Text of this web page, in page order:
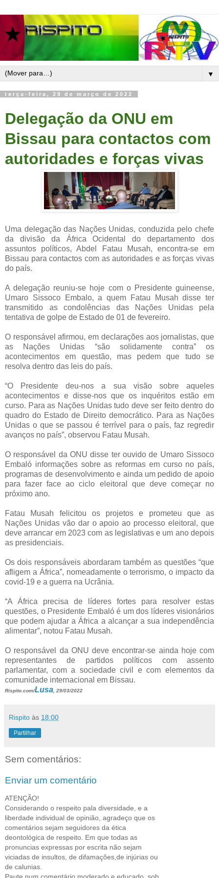
▼
terça-feira, 29 de março de 2022
Delegação da ONU em
Bissau para contactos com
autoridades e forças vivas
Uma delegação das Nações Unidas, conduzida pelo chefe
da divisão da África Ocidental do departamento dos
assuntos políticos, Abdel Fatau Musah, encontra-se em
Bissau para contactos com as autoridades e as forças vivas
do país.
A delegação reuniu-se hoje com o Presidente guineense,
Umaro Sissoco Embalo, a quem Fatau Musah disse ter
transmitido as condolências das Nações Unidas pela
tentativa de golpe de Estado de 01 de fevereiro.
O responsável afirmou, em declarações aos jornalistas, que
as Nações Unidas “são solidamente contra” os
acontecimentos em questão, mas pedem que tudo se
resolva dentro das leis do país.
“O Presidente deu-nos a sua visão sobre aqueles
acontecimentos e disse-nos que os inquéritos estão em
curso. Para as Nações Unidas tudo deve ser feito dentro do
quadro do Estado de Direito democrático. Para as Nações
Unidas o que se passou é terrível para o país, faz regredir
avanços no país”, observou Fatau Musah.
O responsável da ONU disse ter ouvido de Umaro Sissoco
Embaló informações sobre as reformas em curso no país,
programas de desenvolvimento e ainda um pedido de apoio
para fazer face ao ciclo eleitoral que deve começar no
próximo ano.
Fatau Musah felicitou os projetos e prometeu que as
Nações Unidas vão dar o apoio ao processo eleitoral, que
deve arrancar em 2023 com as legislativas e um ano depois
as presidenciais.
Os dois responsáveis abordaram também as questões “que
afligem a África”, nomeadamente o terrorismo, o impacto da
covid-19 e a guerra na Ucrânia.
“A África precisa de líderes fortes para resolver estas
questões, o Presidente Embaló é um dos líderes visionários
que podem ajudar a África a alcançar a sua independência
alimentar”, notou Fatau Musah.
O responsável da ONU deve encontrar-se ainda hoje com
representantes de partidos políticos com assento
parlamentar, com a sociedade civil e com elementos da
comunidade internacional em Bissau.
Rispito.com/Lusa , 29/03/2022
Rispito às 18:00
Partilhar
Sem comentários:
Enviar um comentário
ATENÇÃO!
Considerando o respeito pala diversidade, e a
liberdade individual de opinião, agradeço que os
comentários sejam seguidores da ética
deontológica de respeito. Em que todas as
pronuncias expressas por escrita não sejam
viciadas de insultos, de difamações,de injúrias ou
de calunias.